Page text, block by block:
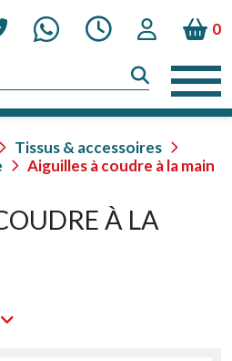
0
Tissus & accessoires
Aiguilles à coudre à la main
À LA